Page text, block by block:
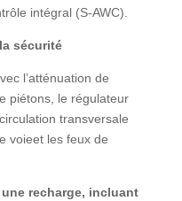
intégral (S-AWC).
sécurité
l’atténuation de
piétons, le régulateur
transversale
voieet les feux de
recharge, incluant